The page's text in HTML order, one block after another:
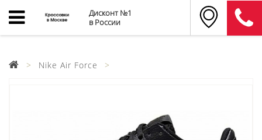
Дисконт №1
в России
Nike Air Force